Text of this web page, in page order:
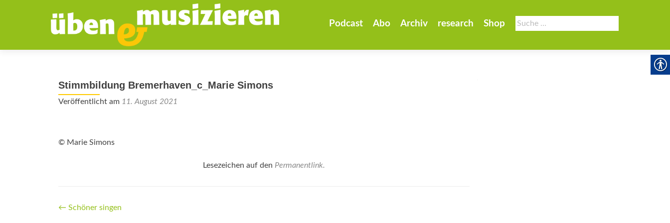
Suche
nach:
Podcast Abo Archiv research Shop
Stimmbildung Bremerhaven_c_Marie Simons
Veröffentlicht am 11. August 2021
© Marie Simons
Lesezeichen auf den Permanentlink.
Beitrags-
← Schöner singen